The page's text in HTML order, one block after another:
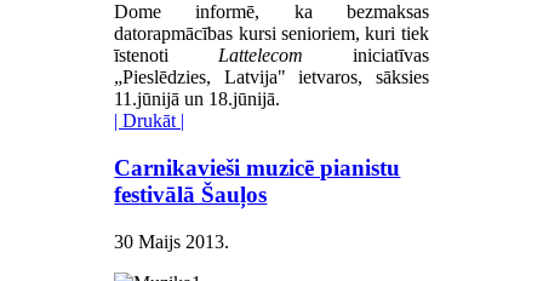
Dome informē, ka bezmaksas
datorapmācības kursi senioriem, kuri tiek
īstenoti Lattelecom iniciatīvas
„Pieslēdzies, Latvija" ietvaros, sāksies
11.jūnijā un 18.jūnijā.
| Drukāt |
Carnikavieši muzicē pianistu
festivālā Šauļos
30 Maijs 2013.